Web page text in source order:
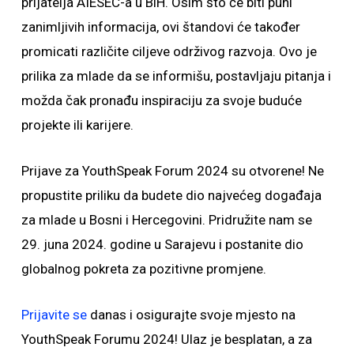
zanimljivih informacija, ovi štandovi će također
promicati različite ciljeve održivog razvoja. Ovo je
prilika za mlade da se informišu, postavljaju pitanja i
možda čak pronađu inspiraciju za svoje buduće
projekte ili karijere.
Prijave za YouthSpeak Forum 2024 su otvorene! Ne
propustite priliku da budete dio najvećeg događaja
za mlade u Bosni i Hercegovini. Pridružite nam se
29. juna 2024. godine u Sarajevu i postanite dio
globalnog pokreta za pozitivne promjene.
Prijavite sedanas i osigurajte svoje mjesto na
YouthSpeak Forumu 2024! Ulaz je besplatan, a za